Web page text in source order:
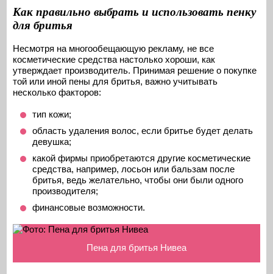
Как правильно выбрать и использовать пенку
для бритья
Несмотря на многообещающую рекламу, не все
косметические средства настолько хороши, как
утверждает производитель. Принимая решение о покупке
той или иной пены для бритья, важно учитывать
несколько факторов:
тип кожи;
область удаления волос, если бритье будет делать
девушка;
какой фирмы приобретаются другие косметические
средства, например, лосьон или бальзам после
бритья, ведь желательно, чтобы они были одного
производителя;
финансовые возможности.
Пена для бритья Нивеа